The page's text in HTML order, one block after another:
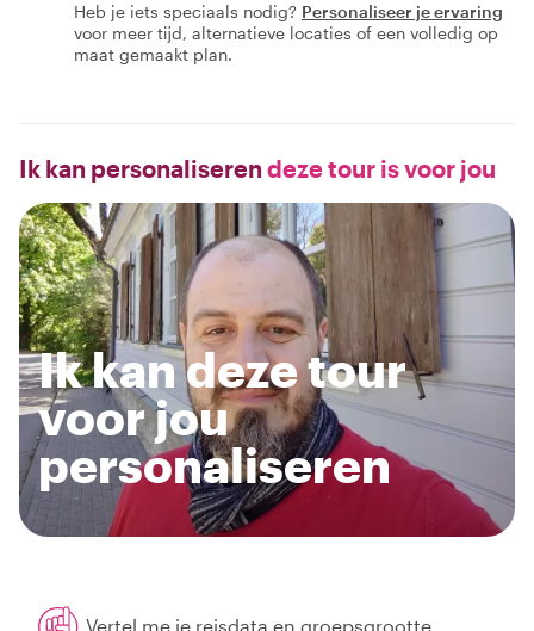
Heb je iets speciaals nodig? Personaliseer je ervaring
voor meer tijd, alternatieve locaties of een volledig op
maat gemaakt plan.
Ik kan personaliseren deze tour is voor jou
Ik kan deze tour
voor jou
personaliseren
Vertel me je reisdata en groepsgrootte